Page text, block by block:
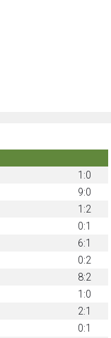
1:0
9:0
1:2
0:1
6:1
0:2
8:2
1:0
2:1
0:1